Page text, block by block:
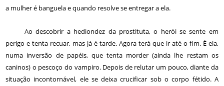
a mulher é banguela e quando resolve se entregar a ela.
Ao descobrir a hediondez da prostituta, o herói se sente em
perigo e tenta recuar, mas já é tarde. Agora terá que ir até o fim. É ela,
numa inversão de papéis, que tenta morder (ainda lhe restam os
caninos) o pescoço do vampiro. Depois de relutar um pouco, diante da
situação incontornável, ele se deixa crucificar sob o corpo fétido. A